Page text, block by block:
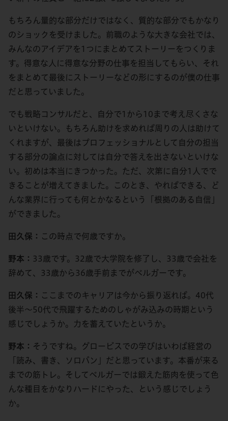
もちろん量的な部分だけではなく、質的な部分でもかなり
のショックを受けました。前職のような大きな会社では、
みんなのアイデアを1つにまとめてストーリーをつくりま
す。得意な人に得意な分野の仕事を担当してもらい、それ
をまとめて最後にストーリーなどの形にするのが僕の仕事
だと思っていました。
でも戦略コンサルだと、自分で1から10まで考え尽くさな
いといけない。もちろん助けを求めれば周りの人は助けて
くれますが、最後はプロフェッショナルとして自分の担当
する部分の論点に対しては自分で答えを出さないといけな
い。初めは本当にきつかった。ただ、次第に自分1人でで
きることが増えてきました。このとき、やればできる、ど
んな業界に行っても何とかなるという「根拠のある自信」
ができました。
田久保： この時点で何歳ですか。
野本： 33歳です。32歳で大学院を修了し、33歳で会社を
辞めて、33歳から36歳手前までがベルガーです。
田久保：
ここまでのキャリアは今から振り返れば。40代
後半～50代で飛躍するためのしゃがみ込みの時期という
感じでしょうか。力を蓄えていたというか。
野本： そうですね。グロービスでの学びはいわば経営の
「読み、書き、ソロバン」だと思っています。本番が来る
までの筋トレ。そしてベルガーでは鍛えた筋肉を使って色
んな種目をかなりハードにやった、という感じでしょう
か。